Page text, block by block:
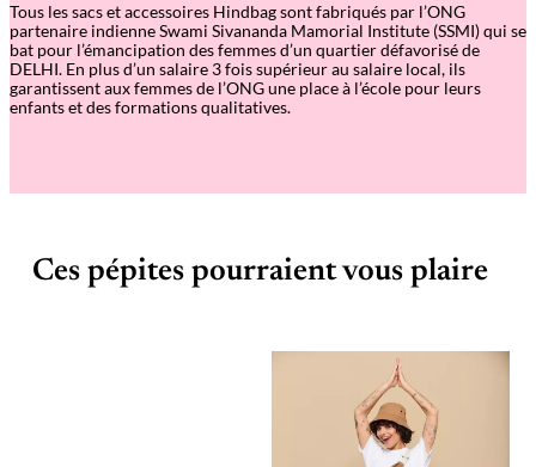
Tous les sacs et accessoires Hindbag sont fabriqués par l’ONG
partenaire indienne Swami Sivananda Mamorial Institute (SSMI) qui se
bat pour l’émancipation des femmes d’un quartier défavorisé de
DELHI. En plus d’un salaire 3 fois supérieur au salaire local, ils
garantissent aux femmes de l’ONG une place à l’école pour leurs
enfants et des formations qualitatives.
Ces pépites pourraient vous plaire